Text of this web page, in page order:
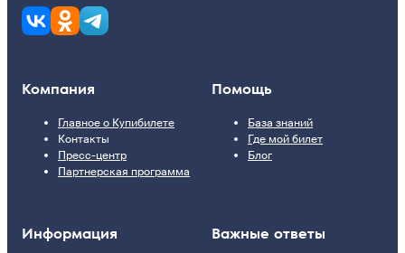
Компания
Главное о Купибилете
Контакты
Пресс-центр
Партнерская программа
Помощь
База знаний
Где мой билет
Блог
Информация Важные ответы